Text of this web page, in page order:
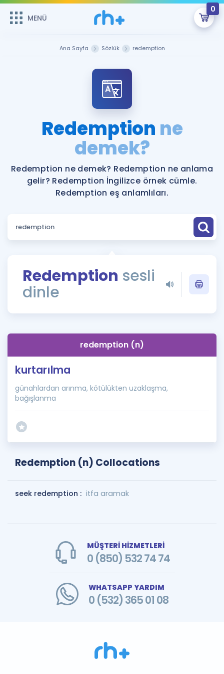
MENÜ
0
Şifremi Hatırlamıyorum
Sepetin Şu An Boş.
Remzi Hoca ile seni sınava hazırlayacak onlarca eğitim seni
bekliyor!
MENÜ
Katılımcı Görüşleri
Faydalı Araçlar
Ücretsiz Kaynaklar
Puan Hesaplama
ÖSYM Sınav Takvimi
Kampanyalar
İngilizce Gramer
İngilizce Gramer
Ana Sayfa Sözlük redemption
Redemption ne
demek?
Redemption ne demek? Redemption ne anlama
gelir? Redemption İngilizce örnek cümle.
Redemption eş anlamlıları.
Redemption sesli
dinle
redemption (n)
kurtarılma
günahlardan arınma, kötülükten uzaklaşma,
bağışlanma
Redemption (n) Collocations
seek redemption : itfa aramak
MÜŞTERİ HİZMETLERİ
0 (850) 532 74 74
WHATSAPP YARDIM
0 (532) 365 01 08